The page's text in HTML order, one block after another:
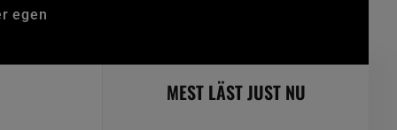
egen
MEST LÄST JUST NU